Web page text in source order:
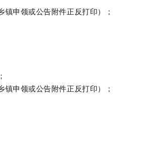
申领或公告附件正反打印）；
申领或公告附件正反打印）；